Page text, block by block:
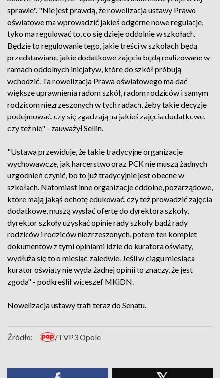
sprawie". "Nie jest prawdą, że nowelizacja ustawy Prawo
oświatowe ma wprowadzić jakieś odgórne nowe regulacje,
tyko ma regulować to, co się dzieje oddolnie w szkołach.
Będzie to regulowanie tego, jakie treści w szkołach będą
przedstawiane, jakie dodatkowe zajęcia będą realizowane w
ramach oddolnych inicjatyw, które do szkół próbują
wchodzić. Ta nowelizacja Prawa oświatowego ma dać
większe uprawnienia radom szkół, radom rodziców i samym
rodzicom niezrzeszonych w tych radach, żeby takie decyzje
podejmować, czy się zgadzają na jakieś zajęcia dodatkowe,
czy też nie" - zauważył Sellin.
"Ustawa przewiduje, że takie tradycyjne organizacje
wychowawcze, jak harcerstwo oraz PCK nie muszą żadnych
uzgodnień czynić, bo to już tradycyjnie jest obecne w
szkołach. Natomiast inne organizacje oddolne, pozarządowe,
które mają jakąś ochotę edukować, czy też prowadzić zajęcia
dodatkowe, muszą wysłać ofertę do dyrektora szkoły,
dyrektor szkoły uzyskać opinię rady szkoły bądź rady
rodziców i rodziców niezrzeszonych, potem ten komplet
dokumentów z tymi opiniami idzie do kuratora oświaty,
wydłuża się to o miesiąc zaledwie. Jeśli w ciągu miesiąca
kurator oświaty nie wyda żadnej opinii to znaczy, że jest
zgoda" - podkreślił wiceszef MKiDN.
Nowelizacja ustawy trafi teraz do Senatu.
Źródło: /TVP3 Opole